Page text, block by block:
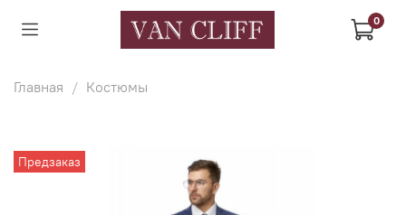
0
Главная Костюмы
Предзаказ